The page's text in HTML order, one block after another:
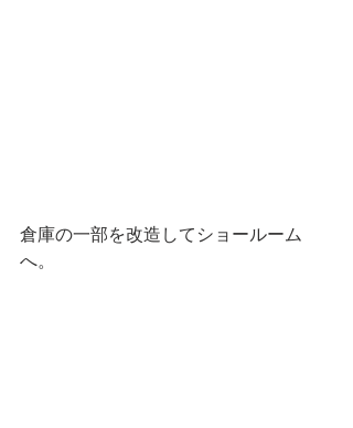
倉庫の一部を改造してショールーム
へ。